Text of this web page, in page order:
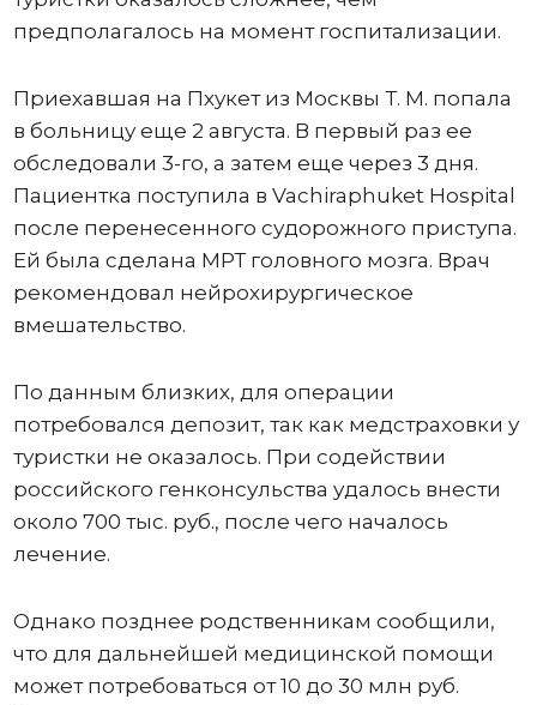
предполагалось на момент госпитализации.
Приехавшая на Пхукет из Москвы Т. М. попала
в больницу еще 2 августа. В первый раз ее
обследовали 3-го, а затем еще через 3 дня.
Пациентка поступила в Vachiraphuket Hospital
после перенесенного судорожного приступа.
Ей была сделана МРТ головного мозга. Врач
рекомендовал нейрохирургическое
вмешательство.
По данным близких, для операции
потребовался депозит, так как медстраховки у
туристки не оказалось. При содействии
российского генконсульства удалось внести
около 700 тыс. руб., после чего началось
лечение.
Однако позднее родственникам сообщили,
что для дальнейшей медицинской помощи
может потребоваться от 10 до 30 млн руб.